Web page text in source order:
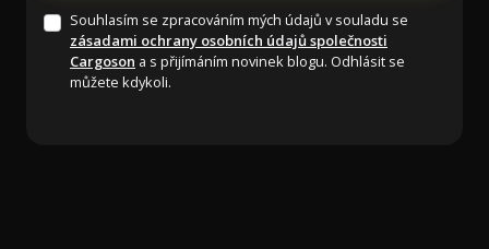
Souhlasím se zpracováním mých údajů v souladu se
zásadami ochrany osobních údajů společnosti
Cargoson a s přijímáním novinek blogu. Odhlásit se
můžete kdykoli.